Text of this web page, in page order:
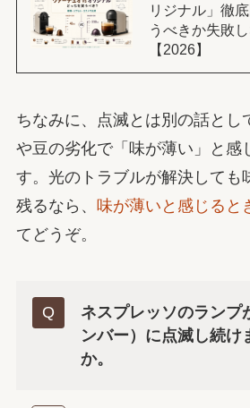
リジナル」徹
うべきか失敗
【2026】
ちなみに、点滅とは別の話とし
や豆の劣化で「味が薄い」と感
す。光のトラブルが解決しても
残るなら、 味が薄いと感じると
てどうぞ。
ネスプレッソのランプ
ンバー）に点滅し続け
か。